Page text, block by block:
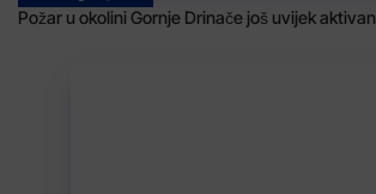
Požar u okolini Gornje Drinače još uvijek aktivan